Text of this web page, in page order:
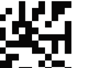
thông mọi nguồn
tế - xã hội năm